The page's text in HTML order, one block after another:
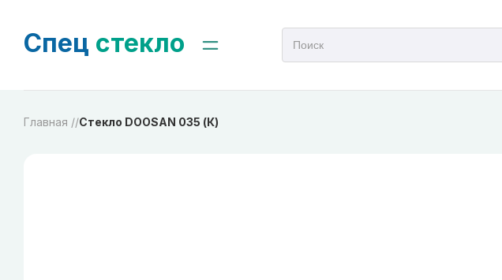
Спец стекло
Главная //Стекло DOOSAN 035 (К)